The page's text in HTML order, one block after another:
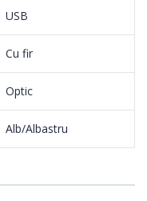
USB
Cu fir
Optic
Alb/Albastru